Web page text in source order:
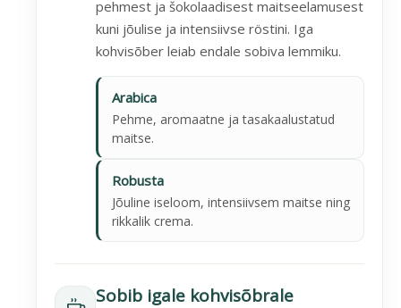
pehmest ja šokolaadisest maitseelamusest
kuni jõulise ja intensiivse röstini. Iga
kohvisõber leiab endale sobiva lemmiku.
Arabica
Pehme, aromaatne ja tasakaalustatud
maitse.
Robusta
Jõuline iseloom, intensiivsem maitse ning
rikkalik crema.
Sobib igale kohvisõbrale